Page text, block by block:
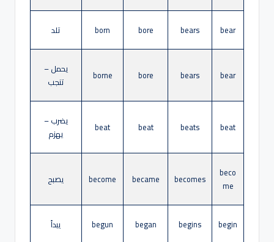
bear
bears
bore
born تلد
bear
bears
bore
borne
يحمل –
تنجب
beat
beats
beat
beat
يضرب –
يهزم
beco
me
becomes
became
become يصبح
begin
begins
began
begun يبدأ